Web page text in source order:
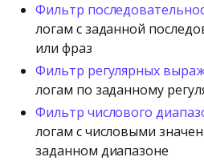
Фильтр
логам с заданной
или фраз
Фильтр регулярных
логам по заданному
Фильтр числового
логам с числовыми
заданном диапазоне